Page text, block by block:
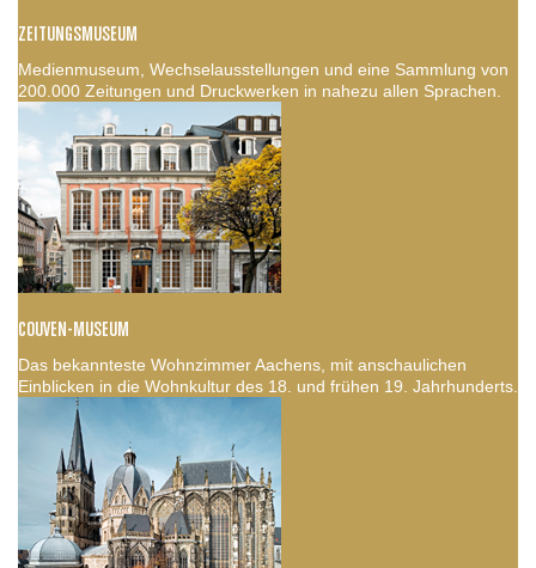
ZEITUNGSMUSEUM
Medienmuseum, Wechselausstellungen und eine Sammlung von
200.000 Zeitungen und Druckwerken in nahezu allen Sprachen.
COUVEN-MUSEUM
Das bekannteste Wohnzimmer Aachens, mit anschaulichen
Einblicken in die Wohnkultur des 18. und frühen 19. Jahrhunderts.